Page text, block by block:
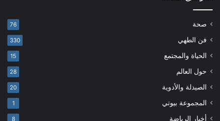
صحة 76
فن الطهي 330
الحياة والمجتمع 15
حول العالم 28
الصيدلة والأدوية 20
المجموعة بيوتي 1
أخبار الرياضة 8